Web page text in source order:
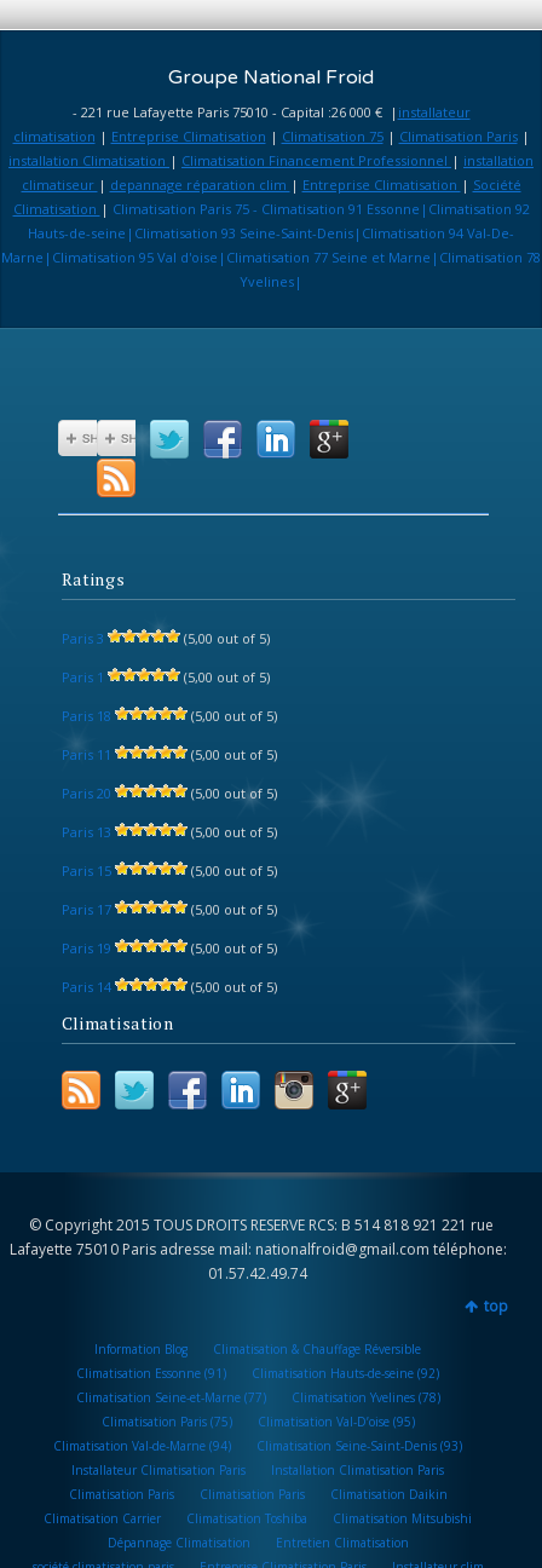
Groupe National Froid
- 221 rue Lafayette Paris 75010 - Capital :26 000 € | installateur
climatisation | Entreprise Climatisation | Climatisation 75| Climatisation Paris|
installation Climatisation | Climatisation Financement Professionnel | installation
climatiseur | depannage réparation clim | Entreprise Climatisation | Société
Climatisation | Climatisation Paris 75 - Climatisation 91 Essonne|Climatisation 92
Hauts-de-seine|Climatisation 93 Seine-Saint-Denis|Climatisation 94 Val-De-
Marne|Climatisation 95 Val d'oise|Climatisation 77 Seine et Marne|Climatisation 78
Yvelines|
Ratings
Paris 3 (5,00 out of 5)
Paris 1 (5,00 out of 5)
Paris 18 (5,00 out of 5)
Paris 11 (5,00 out of 5)
Paris 20 (5,00 out of 5)
Paris 13 (5,00 out of 5)
Paris 15 (5,00 out of 5)
Paris 17 (5,00 out of 5)
Paris 19 (5,00 out of 5)
Paris 14 (5,00 out of 5)
Climatisation
© Copyright 2015 TOUS DROITS RESERVE RCS: B 514 818 921 221 rue
Lafayette 75010 Paris adresse mail: nationalfroid@gmail.com téléphone:
01.57.42.49.74
top
Information Blog
Climatisation & Chauffage Réversible
Climatisation Essonne (91)
Climatisation Hauts-de-seine (92)
Climatisation Seine-et-Marne (77)
Climatisation Yvelines (78)
Climatisation Paris (75)
Climatisation Val-D’oise (95)
Climatisation Val-de-Marne (94)
Climatisation Seine-Saint-Denis (93)
Installateur Climatisation Paris
Installation Climatisation Paris
Climatisation Paris
Climatisation Paris
Climatisation Daikin
Climatisation Carrier
Climatisation Toshiba
Climatisation Mitsubishi
Dépannage Climatisation
Entretien Climatisation